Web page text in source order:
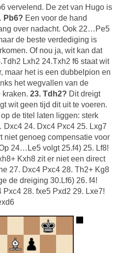
vervelend. De zet van Hugo is
Pb6? Een voor de hand
over nadacht. Ook 22…Pe5
de beste verdediging is
Of nou ja, wit kan dat
Lxh2 24.Txh2 f6 staat wit
maar het is een dubbelpion en
het wegvallen van de
kraken. 23. Tdh2? Dit dreigt
wit geen tijd dit uit te voeren.
de titel laten liggen: sterk
24. Dxc4 Pxc4 25. Lxg7
niet genoeg compensatie voor
24…Le5 volgt 25.f4) 25. Lf8!
Kxh8 zit er niet een direct
27. Dxc4 Pxc4 28. Th2+ Kg8
de dreiging 30.Lf6) 26. f4!
Pxc4 28. fxe5 Pxd2 29. Lxe7!